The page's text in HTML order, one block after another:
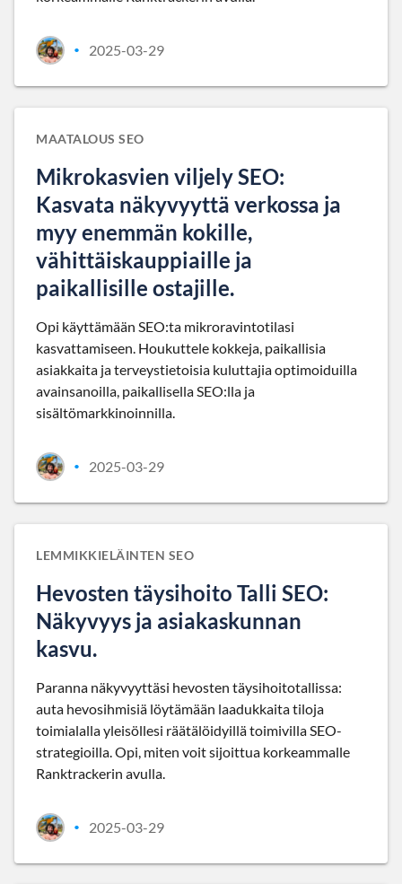
• 2025-03-29
MAATALOUS SEO
Mikrokasvien viljely SEO:
Kasvata näkyvyyttä verkossa ja
myy enemmän kokille,
vähittäiskauppiaille ja
paikallisille ostajille.
Opi käyttämään SEO:ta mikroravintotilasi
kasvattamiseen. Houkuttele kokkeja, paikallisia
asiakkaita ja terveystietoisia kuluttajia optimoiduilla
avainsanoilla, paikallisella SEO:lla ja
sisältömarkkinoinnilla.
• 2025-03-29
LEMMIKKIELÄINTEN SEO
Hevosten täysihoito Talli SEO:
Näkyvyys ja asiakaskunnan
kasvu.
Paranna näkyvyyttäsi hevosten täysihoitotallissa:
auta hevosihmisiä löytämään laadukkaita tiloja
toimialalla yleisöllesi räätälöidyillä toimivilla SEO-
strategioilla. Opi, miten voit sijoittua korkeammalle
Ranktrackerin avulla.
• 2025-03-29